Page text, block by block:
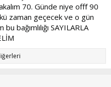
70. Günde niye offf 90
zaman geçecek ve o gün
bağımlılığı SAYILARLA